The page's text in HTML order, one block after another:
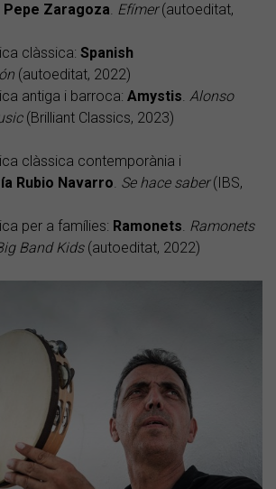
Pepe Zaragoza. Efímer(autoeditat,
clàssica: Spanish
(autoeditat, 2022)
antiga i barroca: Amystis. Alonso
(Brilliant Classics, 2023)
clàssica contemporània i
Rubio Navarro. Se hace saber(IBS,
per a famílies: Ramonets. Ramonets
Band Kids (autoeditat, 2022)